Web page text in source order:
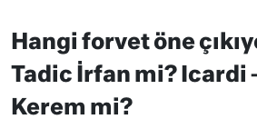
Hangi forvet öne
Tadic İrfan mi? Icardi
Kerem mi?